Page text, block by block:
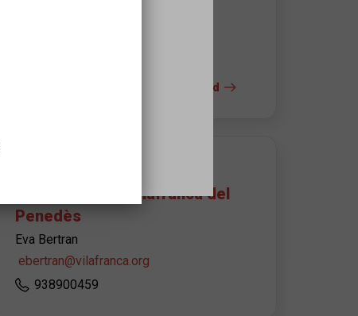
+ info del espacio y la accesibilidad
Ajuntament de Vilafranca del
Penedès
Eva Bertran
ebertran@vilafranca.org
938900459